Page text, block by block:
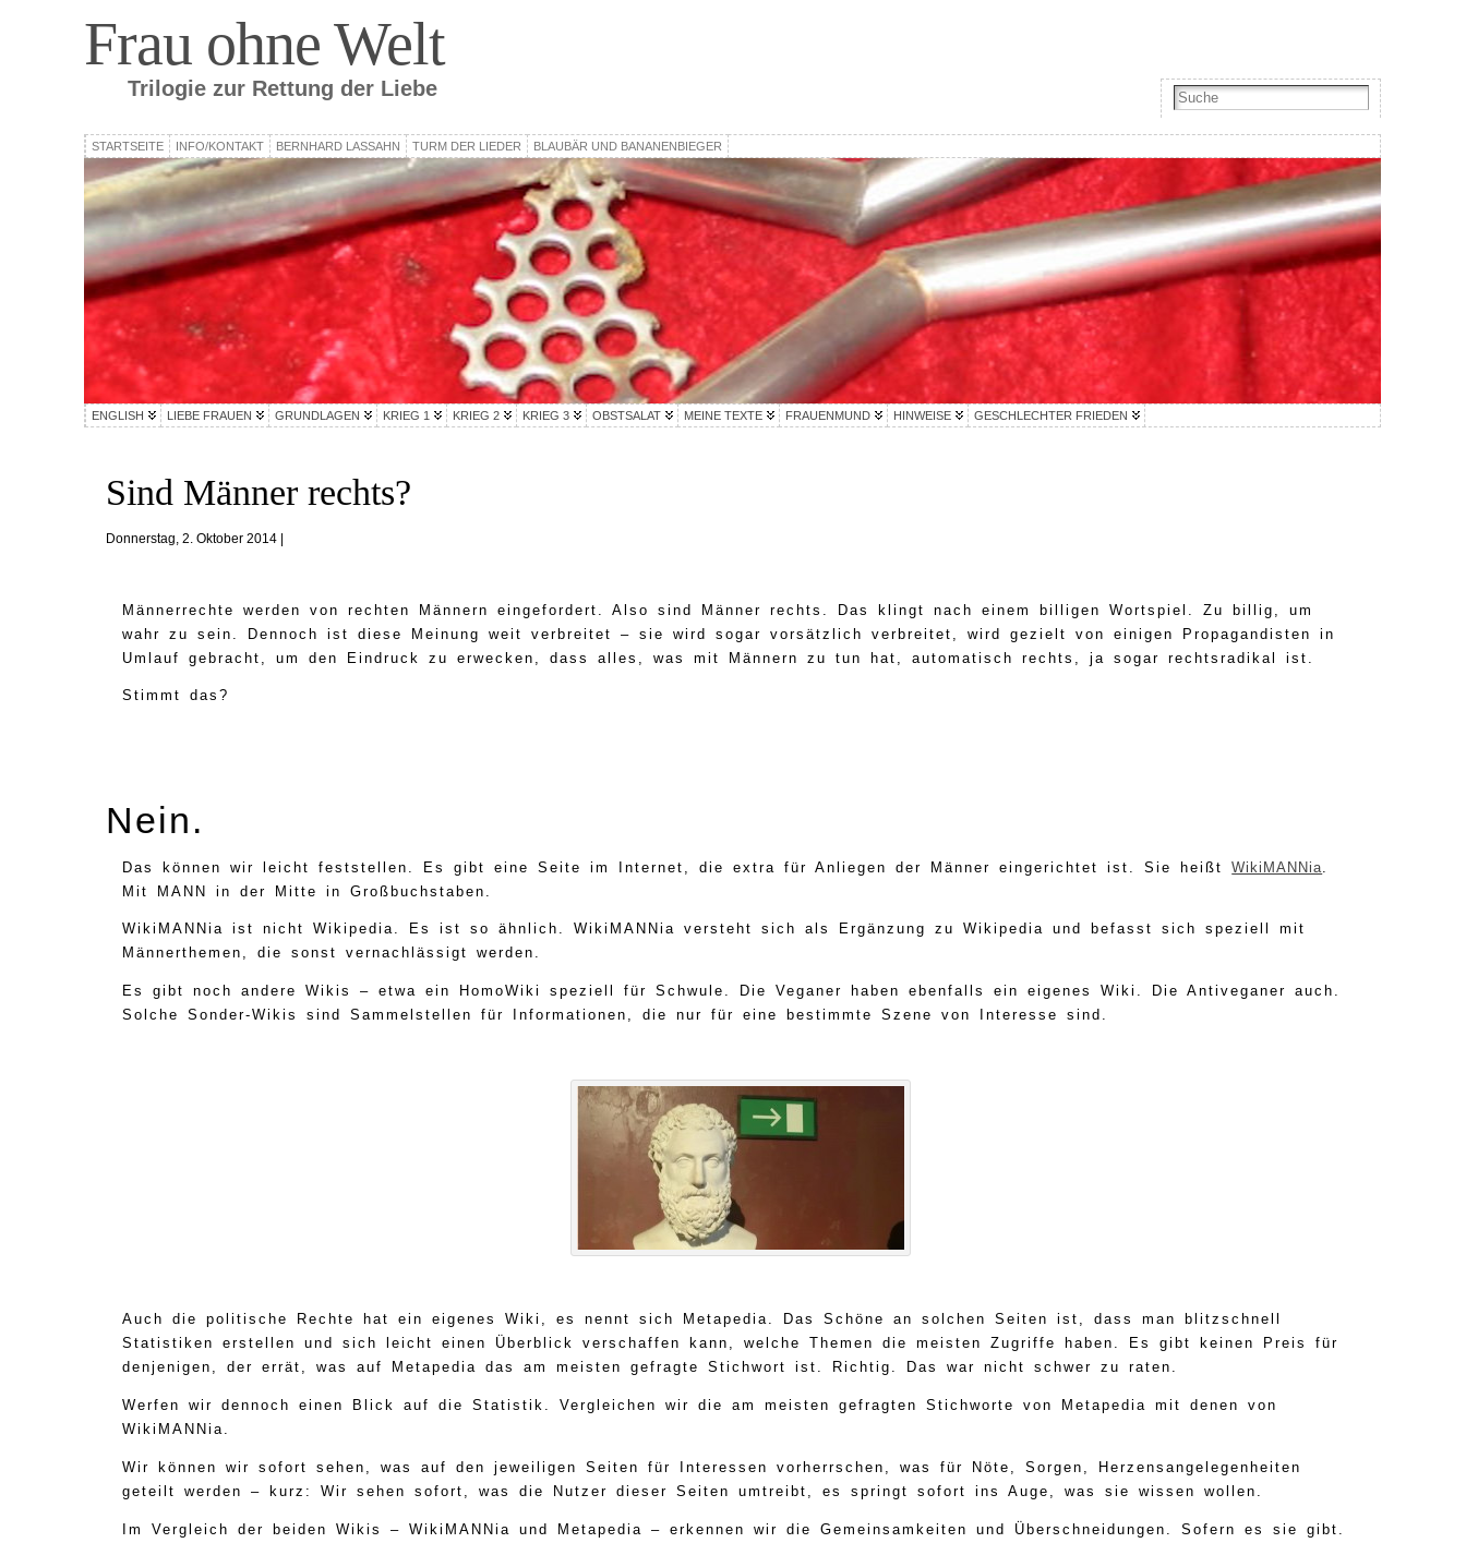
Frau ohne Welt
Trilogie zur Rettung der Liebe
STARTSEITE INFO/KONTAKT BERNHARD LASSAHN TURM DER LIEDER BLAUBÄR UND BANANENBIEGER
ENGLISH LIEBE FRAUEN GRUNDLAGEN KRIEG 1 KRIEG 2 KRIEG 3 OBSTSALAT MEINE TEXTE FRAUENMUND HINWEISE GESCHLECHTER FRIEDEN
Sind Männer rechts?
Donnerstag, 2. Oktober 2014 |
Männerrechte werden von rechten Männern eingefordert. Also sind Männer rechts. Das klingt nach einem billigen Wortspiel. Zu billig, um
wahr zu sein. Dennoch ist diese Meinung weit verbreitet – sie wird sogar vorsätzlich verbreitet, wird gezielt von einigen Propagandisten in
Umlauf gebracht, um den Eindruck zu erwecken, dass alles, was mit Männern zu tun hat, automatisch rechts, ja sogar rechtsradikal ist.
Stimmt das?
Nein.
Das können wir leicht feststellen. Es gibt eine Seite im Internet, die extra für Anliegen der Männer eingerichtet ist. Sie heißtWikiMANNia
Mit MANN in der Mitte in Großbuchstaben.
WikiMANNia ist nicht Wikipedia. Es ist so ähnlich. WikiMANNia versteht sich als Ergänzung zu Wikipedia und befasst sich speziell mit
Männerthemen, die sonst vernachlässigt werden.
Es gibt noch andere Wikis – etwa ein HomoWiki speziell für Schwule. Die Veganer haben ebenfalls ein eigenes Wiki. Die Antiveganer auch.
Solche Sonder-Wikis sind Sammelstellen für Informationen, die nur für eine bestimmte Szene von Interesse sind.
Auch die politische Rechte hat ein eigenes Wiki, es nennt sich Metapedia. Das Schöne an solchen Seiten ist, dass man blitzschnell
Statistiken erstellen und sich leicht einen Überblick verschaffen kann, welche Themen die meisten Zugriffe haben. Es gibt keinen Preis für
denjenigen, der errät, was auf Metapedia das am meisten gefragte Stichwort ist. Richtig. Das war nicht schwer zu raten.
Werfen wir dennoch einen Blick auf die Statistik. Vergleichen wir die am meisten gefragten Stichworte von Metapedia mit denen von
WikiMANNia.
Wir können wir sofort sehen, was auf den jeweiligen Seiten für Interessen vorherrschen, was für Nöte, Sorgen, Herzensangelegenheiten
geteilt werden – kurz: Wir sehen sofort, was die Nutzer dieser Seiten umtreibt, es springt sofort ins Auge, was sie wissen wollen.
Im Vergleich der beiden Wikis – WikiMANNia und Metapedia – erkennen wir die Gemeinsamkeiten und Überschneidungen. Sofern es sie gibt.